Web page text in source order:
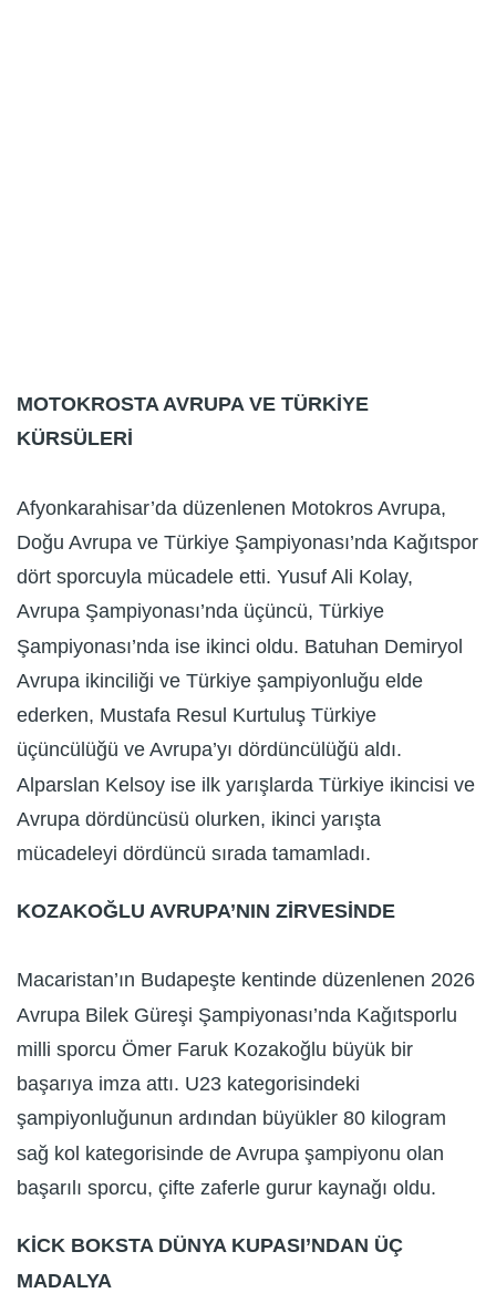
MOTOKROSTA AVRUPA VE TÜRKİYE
KÜRSÜLERİ
Afyonkarahisar’da düzenlenen Motokros Avrupa,
Doğu Avrupa ve Türkiye Şampiyonası’nda Kağıtspor
dört sporcuyla mücadele etti. Yusuf Ali Kolay,
Avrupa Şampiyonası’nda üçüncü, Türkiye
Şampiyonası’nda ise ikinci oldu. Batuhan Demiryol
Avrupa ikinciliği ve Türkiye şampiyonluğu elde
ederken, Mustafa Resul Kurtuluş Türkiye
üçüncülüğü ve Avrupa’yı dördüncülüğü aldı.
Alparslan Kelsoy ise ilk yarışlarda Türkiye ikincisi ve
Avrupa dördüncüsü olurken, ikinci yarışta
mücadeleyi dördüncü sırada tamamladı.
KOZAKOĞLU AVRUPA’NIN ZİRVESİNDE
Macaristan’ın Budapeşte kentinde düzenlenen 2026
Avrupa Bilek Güreşi Şampiyonası’nda Kağıtsporlu
milli sporcu Ömer Faruk Kozakoğlu büyük bir
başarıya imza attı. U23 kategorisindeki
şampiyonluğunun ardından büyükler 80 kilogram
sağ kol kategorisinde de Avrupa şampiyonu olan
başarılı sporcu, çifte zaferle gurur kaynağı oldu.
KİCK BOKSTA DÜNYA KUPASI’NDAN ÜÇ
MADALYA